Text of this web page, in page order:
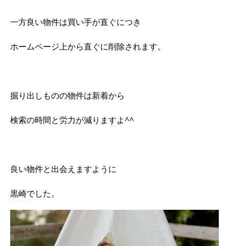
一方良い物件は買い手が直ぐにつき
ホームページ上から直ぐに削除されます。
掘り出しものの物件は新着から
検索の時間と労力が減りますよ^^
良い物件と出会えますように
黒崎でした。